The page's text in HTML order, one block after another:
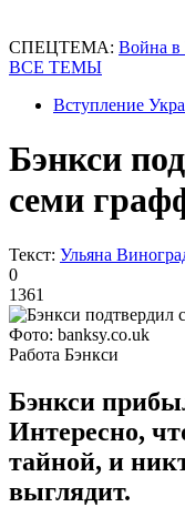
СПЕЦТЕМА: Война в
ВСЕ ТЕМЫ
Вступление
Бэнкси
семи
Текст: Ульяна
0
1361
Фото: banksy.co.uk
Работа Бэнкси
Бэнкси
Интересно,
тайной, и
выглядит.